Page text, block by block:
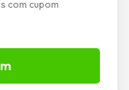
com cupom